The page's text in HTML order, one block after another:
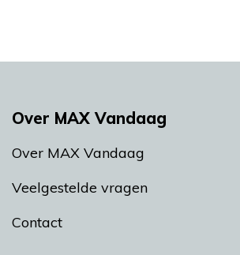
Over MAX Vandaag
Over MAX Vandaag
Veelgestelde vragen
Contact